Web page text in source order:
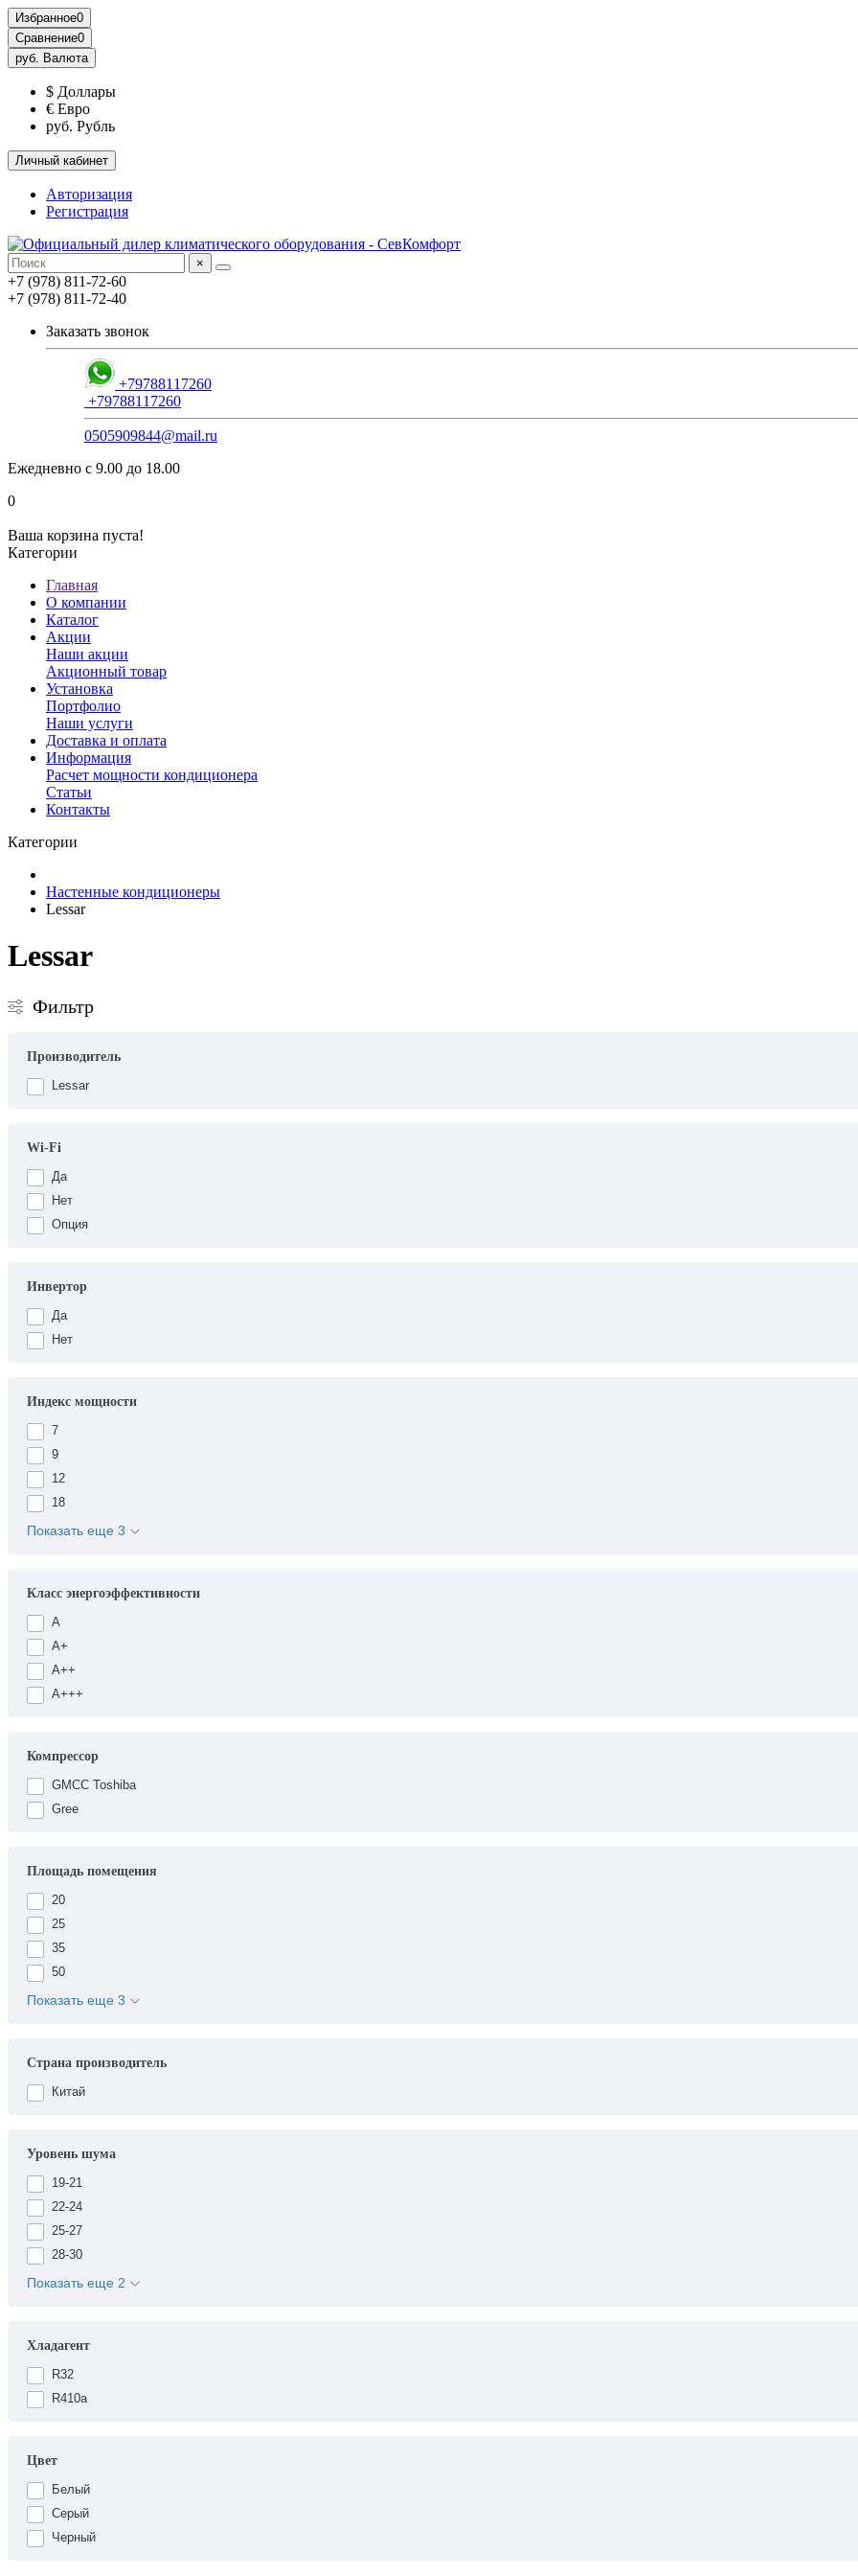
Избранное0
Сравнение0
руб. Валюта
$ Доллары
€ Евро
руб. Рубль
Личный кабинет
Авторизация
Регистрация
×
+7 (978) 811-72-60
+7 (978) 811-72-40
Заказать звонок
+79788117260
+79788117260
0505909844@mail.ru
Ежедневно с 9.00 до 18.00
0
Ваша корзина пуста!
Категории
Главная
О компании
Каталог
Акции
Наши акции
Акционный товар
Установка
Портфолио
Наши услуги
Доставка и оплата
Информация
Расчет мощности кондиционера
Статьи
Контакты
Категории
Настенные кондиционеры
Lessar
Lessar
Фильтр
Производитель
Lessar
Wi-Fi
Да
Нет
Опция
Инвертор
Да
Нет
Индекс мощности
7
9
12
18
Показать еще 3
Класс энергоэффективности
A
A+
A++
A+++
Компрессор
GMCC Toshiba
Gree
Площадь помещения
20
25
35
50
Показать еще 3
Страна производитель
Китай
Уровень шума
19-21
22-24
25-27
28-30
Показать еще 2
Хладагент
R32
R410a
Цвет
Белый
Серый
Черный